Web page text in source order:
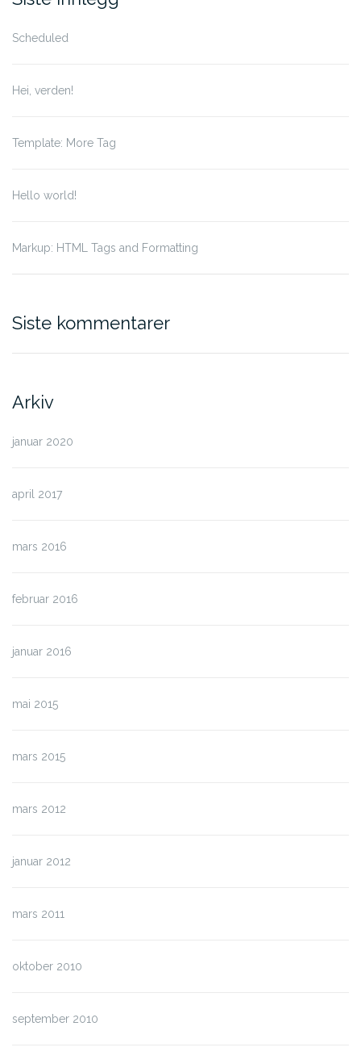
Scheduled
Hei, verden!
Template: More Tag
Hello world!
Markup: HTML Tags and Formatting
Siste kommentarer
Arkiv
januar 2020
april 2017
mars 2016
februar 2016
januar 2016
mai 2015
mars 2015
mars 2012
januar 2012
mars 2011
oktober 2010
september 2010